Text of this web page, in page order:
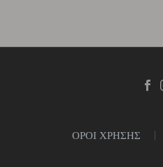
ΟΡΟΙ ΧΡΗΣΗΣ